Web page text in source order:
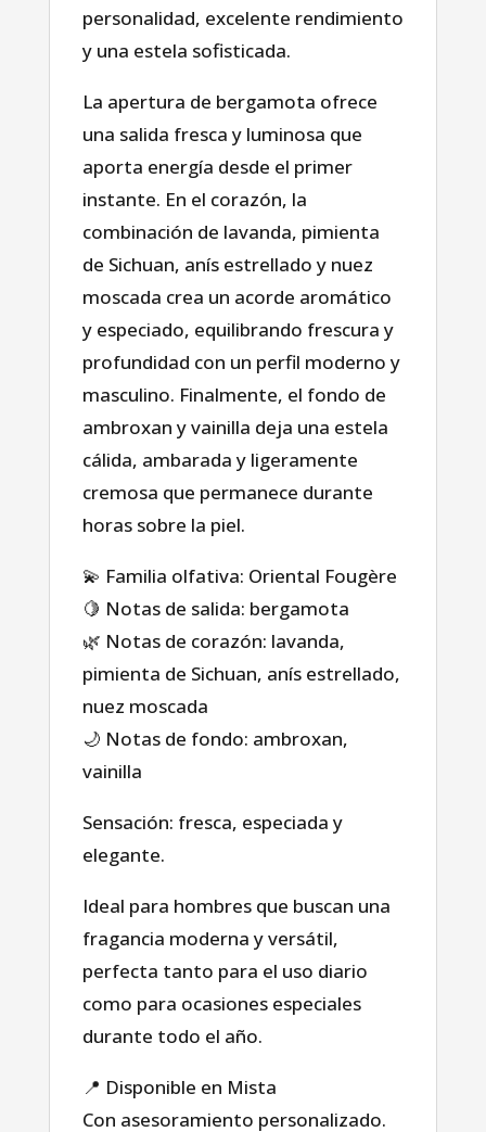
Casa
Tienda
personalidad, excelente rendimiento
y una estela sofisticada.
La apertura de bergamota ofrece
una salida fresca y luminosa que
aporta energía desde el primer
instante. En el corazón, la
combinación de lavanda, pimienta
de Sichuan, anís estrellado y nuez
moscada crea un acorde aromático
y especiado, equilibrando frescura y
profundidad con un perfil moderno y
masculino. Finalmente, el fondo de
ambroxan y vainilla deja una estela
cálida, ambarada y ligeramente
cremosa que permanece durante
horas sobre la piel.
💫 Familia olfativa: Oriental Fougère
🍋 Notas de salida: bergamota
🌿 Notas de corazón: lavanda,
pimienta de Sichuan, anís estrellado,
nuez moscada
🌙 Notas de fondo: ambroxan,
vainilla
Sensación: fresca, especiada y
elegante.
Ideal para hombres que buscan una
fragancia moderna y versátil,
perfecta tanto para el uso diario
como para ocasiones especiales
durante todo el año.
📍 Disponible en Mista
Con asesoramiento personalizado.